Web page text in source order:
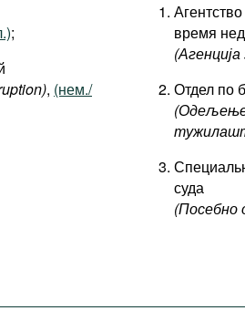
;
, (нем./
время
Отдел по
(Одељење
суда
(Посебно